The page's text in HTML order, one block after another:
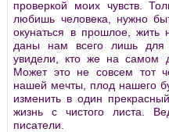
проверкой моих чувств.
любишь человека, нужно
окунаться в прошлое,
даны нам всего лишь для
увидели, кто же на самом
Может это не совсем тот
нашей мечты, плод нашего
изменить в один
жизнь с чистого листа.
писатели.